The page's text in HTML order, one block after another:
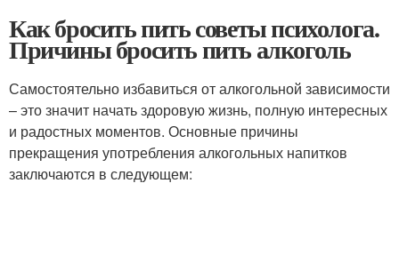
Как бросить пить советы психолога.
Причины бросить пить алкоголь
Самостоятельно избавиться от алкогольной зависимости
– это значит начать здоровую жизнь, полную интересных
и радостных моментов. Основные причины
прекращения употребления алкогольных напитков
заключаются в следующем: